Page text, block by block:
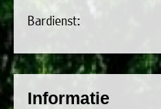
Bardienst:
Informatie
Nieuws
Agenda
»
Verenigingen
moment
het
bestuur
uit